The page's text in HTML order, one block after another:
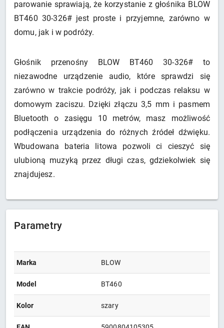
parowanie sprawiają, że korzystanie z głośnika BLOW
BT460 30-326# jest proste i przyjemne, zarówno w
domu, jak i w podróży.
Głośnik przenośny BLOW BT460 30-326# to
niezawodne urządzenie audio, które sprawdzi się
zarówno w trakcie podróży, jak i podczas relaksu w
domowym zaciszu. Dzięki złączu 3,5 mm i pasmem
Bluetooth o zasięgu 10 metrów, masz możliwość
podłączenia urządzenia do różnych źródeł dźwięku.
Wbudowana bateria litowa pozwoli ci cieszyć się
ulubioną muzyką przez długi czas, gdziekolwiek się
znajdujesz.
Parametry
Marka BLOW
Model BT460
Kolor szary